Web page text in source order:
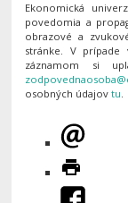
Ekonomická
povedomia a
obrazové a
stránke. V prípade
záznamom si
osobných údajovtu.